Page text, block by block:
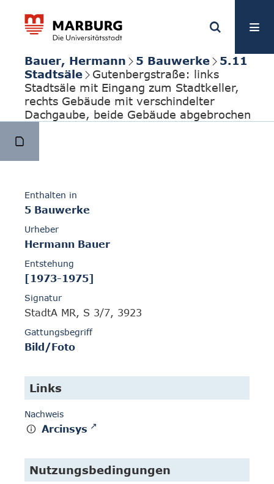
Bauer, Hermann 5 Bauwerke
5.11
Stadtsäle
Gutenbergstraße: links
Stadtsäle mit Eingang zum Stadtkeller,
rechts Gebäude mit verschindelter
Dachgaube, beide Gebäude abgebrochen
Enthalten in
5 Bauwerke
Urheber
Hermann Bauer
Entstehung
[1973-1975]
Signatur
StadtA MR, S 3/7, 3923
Gattungsbegriff
Bild/Foto
Links
Nachweis
Arcinsys
Nutzungsbedingungen